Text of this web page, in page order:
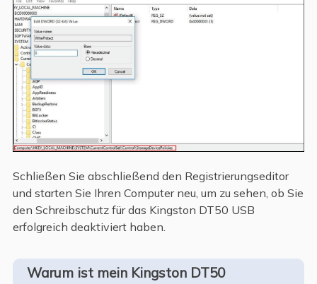
Schließen Sie abschließend den Registrierungseditor
und starten Sie Ihren Computer neu, um zu sehen, ob Sie
den Schreibschutz für das Kingston DT50 USB
erfolgreich deaktiviert haben.
Warum ist mein Kingston DT50